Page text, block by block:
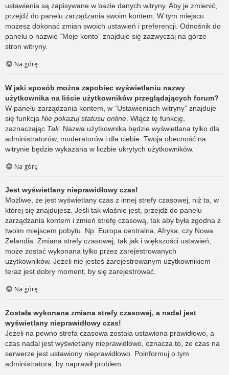
ustawienia są zapisywane w bazie danych witryny. Aby je zmienić,
przejdź do panelu zarządzania swoim kontem. W tym miejscu
możesz dokonać zmian swoich ustawień i preferencji. Odnośnik do
panelu o nazwie “Moje konto” znajduje się zazwyczaj na górze
stron witryny.
Na górę
W jaki sposób można zapobiec wyświetlaniu nazwy
użytkownika na liście użytkowników przeglądających forum?
W panelu zarządzania kontem, w “Ustawieniach witryny” znajduje
się funkcja Nie pokazuj statusu online . Włącz tę funkcję,
zaznaczając Tak. Nazwa użytkownika będzie wyświetlana tylko dla
administratorów, moderatorów i dla ciebie. Twoja obecność na
witrynie będzie wykazana w liczbie ukrytych użytkowników.
Na górę
Jest wyświetlany nieprawidłowy czas!
Możliwe, że jest wyświetlany czas z innej strefy czasowej, niż ta, w
której się znajdujesz. Jeśli tak właśnie jest, przejdź do panelu
zarządzania kontem i zmień strefę czasową, tak aby była zgodna z
twoim miejscem pobytu. Np. Europa centralna, Afryka, czy Nowa
Zelandia. Zmiana strefy czasowej, tak jak i większości ustawień,
może zostać wykonana tylko przez zarejestrowanych
użytkowników. Jeżeli nie jesteś zarejestrowanym użytkownikiem –
teraz jest dobry moment, by się zarejestrować.
Na górę
Została wykonana zmiana strefy czasowej, a nadal jest
wyświetlany nieprawidłowy czas!
Jeżeli na pewno strefa czasowa została ustawiona prawidłowo, a
czas nadal jest wyświetlany nieprawidłowo, oznacza to, że czas na
serwerze jest ustawiony nieprawidłowo. Poinformuj o tym
administratora, by naprawił problem.